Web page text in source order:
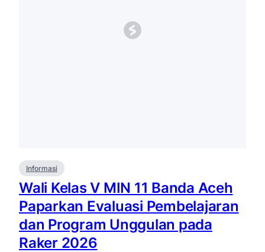
Informasi
Wali Kelas V MIN 11 Banda Aceh
Paparkan Evaluasi Pembelajaran
dan Program Unggulan pada
Raker 2026